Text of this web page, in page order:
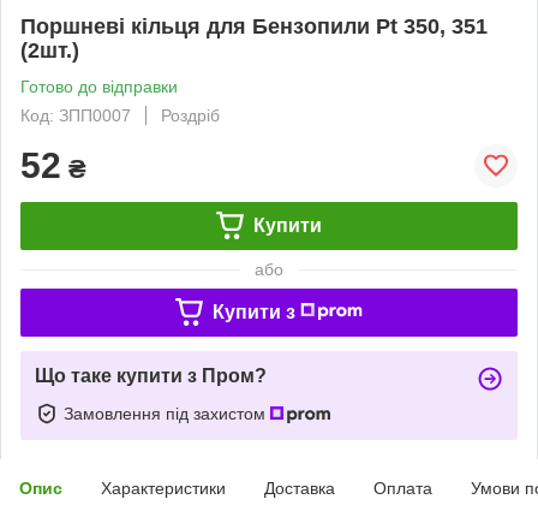
Поршневі кільця для Бензопили Pt 350, 351
(2шт.)
Готово до відправки
Код: ЗПП0007
Роздріб
52 ₴
Купити
або
Купити з
Що таке купити з Пром?
Замовлення під захистом
Опис Характеристики Доставка Оплата Умови